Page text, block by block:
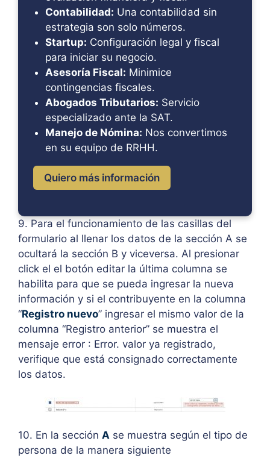
Contabilidad: Una contabilidad sin
estrategia son solo números.
Startup: Configuración legal y fiscal
para iniciar su negocio.
Asesoría Fiscal: Minimice
contingencias fiscales.
Abogados Tributarios: Servicio
especializado ante la SAT.
Manejo de Nómina: Nos convertimos
en su equipo de RRHH.
Quiero más información
9. Para el funcionamiento de las casillas del
formulario al llenar los datos de la sección A se
ocultará la sección B y viceversa. Al presionar
click el el botón editar la última columna se
habilita para que se pueda ingresar la nueva
información y si el contribuyente en la columna
“Registro nuevo” ingresar el mismo valor de la
columna “Registro anterior” se muestra el
mensaje error : Error. valor ya registrado,
verifique que está consignado correctamente
los datos.
10. En la sección A se muestra según el tipo de
persona de la manera siguiente